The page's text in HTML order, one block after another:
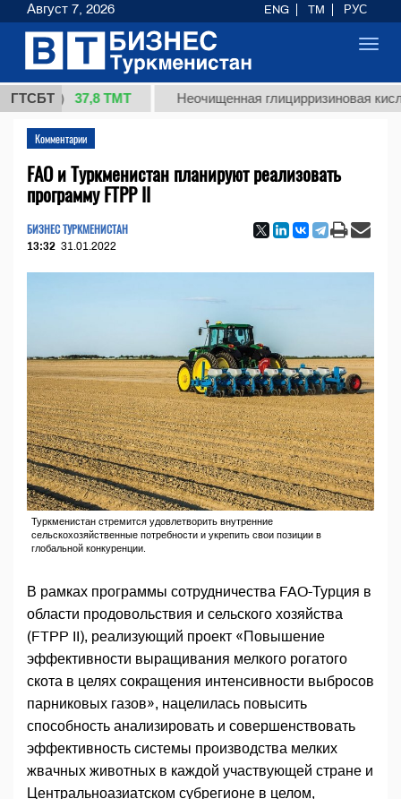
ГТСБТ
37,8 ТМТ Неочищенная глицирризиновая кислота
Комментарии
FAO и Туркменистан планируют реализовать
программу FTPP II
БИЗНЕС ТУРКМЕНИСТАН
13:32 31.01.2022
Туркменистан стремится удовлетворить внутренние
сельскохозяйственные потребности и укрепить свои позиции в
глобальной конкуренции.
В рамках программы сотрудничества FAO-Турция в
области продовольствия и сельского хозяйства
(FTPP II), реализующий проект «Повышение
эффективности выращивания мелкого рогатого
скота в целях сокращения интенсивности выбросов
парниковых газов», нацелилась повысить
способность анализировать и совершенствовать
эффективность системы производства мелких
жвачных животных в каждой участвующей стране и
Центральноазиатском субрегионе в целом,
Август 7, 2026 ENG TM РУС